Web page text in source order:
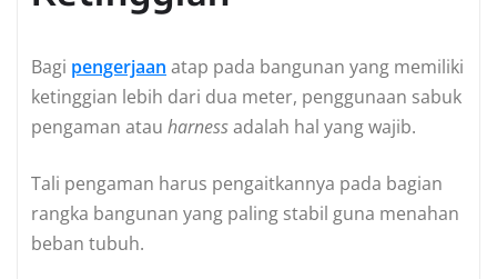
Bagi pengerjaan atap pada bangunan yang memiliki
ketinggian lebih dari dua meter, penggunaan sabuk
pengaman atau harnessadalah hal yang wajib.
Tali pengaman harus pengaitkannya pada bagian
rangka bangunan yang paling stabil guna menahan
beban tubuh.